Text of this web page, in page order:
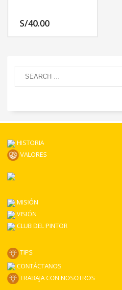
S/40.00
HISTORIA
VALORES
MISIÓN
VISIÓN
CLUB DEL PINTOR
TIPS
CONTÁCTANOS
TRABAJA CON NOSOTROS